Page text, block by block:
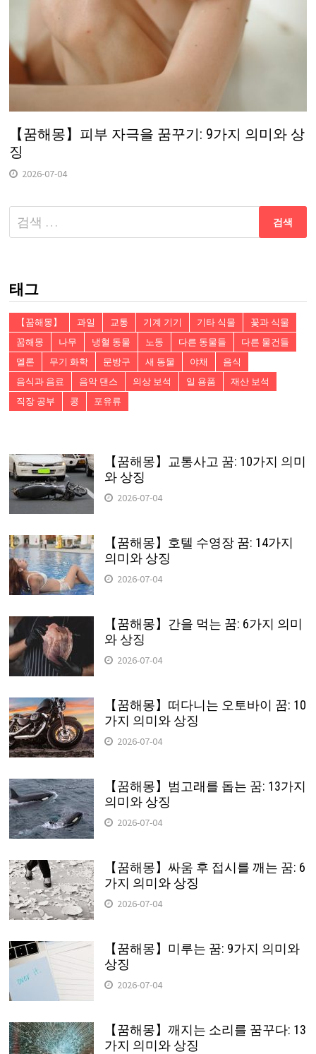
【꿈해몽】피부 자극을 꿈꾸기: 9가지 의미와 상
징
2026-07-04
다
음
태그
【꿈해몽】 과일 교통 기계 기기 기타 식물
꽃과 식물
꿈해몽
나무 냉혈 동물 노동 다른 동물들
다른 물건들
멜론
무기 화학 문방구 새 동물 야채
음식
음식과 음료
음악 댄스 의상 보석 일 용품
재산 보석
직장 공부
콩 포유류
【꿈해몽】교통사고 꿈: 10가지 의미
와 상징
2026-07-04
【꿈해몽】호텔 수영장 꿈: 14가지
의미와 상징
2026-07-04
【꿈해몽】간을 먹는 꿈: 6가지 의미
와 상징
2026-07-04
【꿈해몽】떠다니는 오토바이 꿈: 10
가지 의미와 상징
2026-07-04
【꿈해몽】범고래를 돕는 꿈: 13가지
의미와 상징
2026-07-04
【꿈해몽】싸움 후 접시를 깨는 꿈: 6
가지 의미와 상징
2026-07-04
【꿈해몽】미루는 꿈: 9가지 의미와
상징
2026-07-04
【꿈해몽】깨지는 소리를 꿈꾸다: 13
가지 의미와 상징